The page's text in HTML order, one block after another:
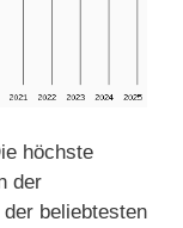
höchste
der
beliebtesten